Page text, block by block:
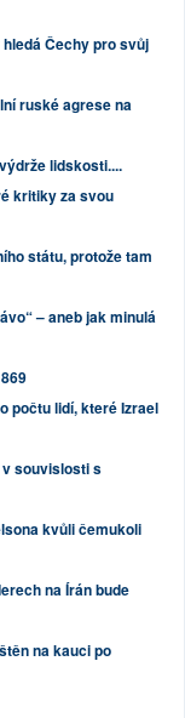
Čechy pro svůj
ruské agrese na
lidskosti....
kritiky za svou
státu, protože tam
– aneb jak minulá
počtu lidí, které Izrael
souvislosti s
kvůli čemukoli
na Írán bude
na kauci po